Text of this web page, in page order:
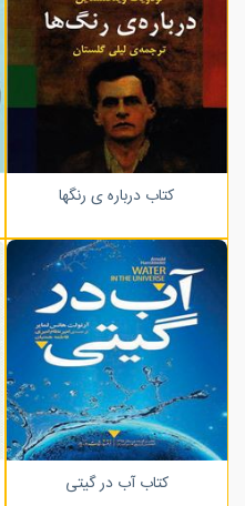
کتاب درباره ی رنگها
کتاب آب در گیتی